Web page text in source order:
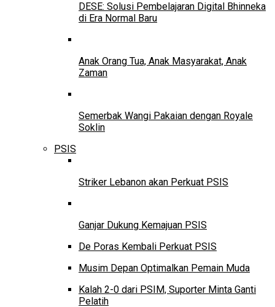
DESE: Solusi Pembelajaran Digital Bhinneka
di Era Normal Baru
Anak Orang Tua, Anak Masyarakat, Anak
Zaman
Semerbak Wangi Pakaian dengan Royale
Soklin
PSIS
Striker Lebanon akan Perkuat PSIS
Ganjar Dukung Kemajuan PSIS
De Poras Kembali Perkuat PSIS
Musim Depan Optimalkan Pemain Muda
Kalah 2-0 dari PSIM, Suporter Minta Ganti
Pelatih